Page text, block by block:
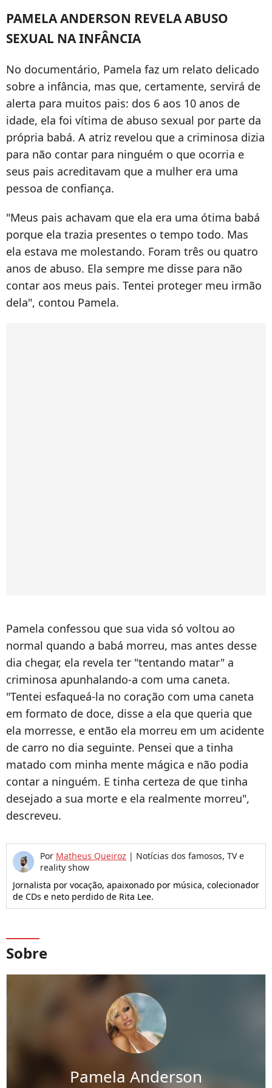
PAMELA ANDERSON REVELA ABUSO
SEXUAL NA INFÂNCIA
No documentário, Pamela faz um relato delicado
sobre a infância, mas que, certamente, servirá de
alerta para muitos pais: dos 6 aos 10 anos de
idade, ela foi vítima de abuso sexual por parte da
própria babá. A atriz revelou que a criminosa dizia
para não contar para ninguém o que ocorria e
seus pais acreditavam que a mulher era uma
pessoa de confiança.
"Meus pais achavam que ela era uma ótima babá
porque ela trazia presentes o tempo todo. Mas
ela estava me molestando. Foram três ou quatro
anos de abuso. Ela sempre me disse para não
contar aos meus pais. Tentei proteger meu irmão
dela", contou Pamela.
Pamela confessou que sua vida só voltou ao
normal quando a babá morreu, mas antes desse
dia chegar, ela revela ter "tentando matar" a
criminosa apunhalando-a com uma caneta.
"Tentei esfaqueá-la no coração com uma caneta
em formato de doce, disse a ela que queria que
ela morresse, e então ela morreu em um acidente
de carro no dia seguinte. Pensei que a tinha
matado com minha mente mágica e não podia
contar a ninguém. E tinha certeza de que tinha
desejado a sua morte e ela realmente morreu",
descreveu.
Por Matheus Queiroz | Notícias dos famosos, TV e
reality show
Jornalista por vocação, apaixonado por música, colecionador
de CDs e neto perdido de Rita Lee.
Sobre
Pamela Anderson